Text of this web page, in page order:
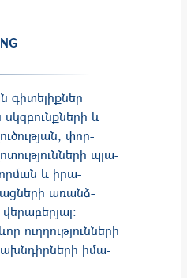
և
փոր­
պլա­
և իրա­
ա­ռանձ­­
ուղղություն­ների
իմա­